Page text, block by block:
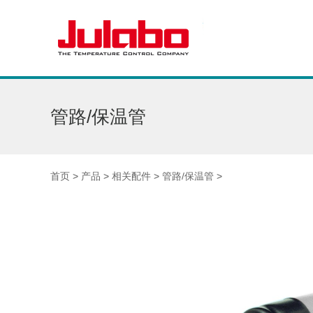
管路/保温管
首页 > 产品 > 相关配件 > 管路/保温管 >